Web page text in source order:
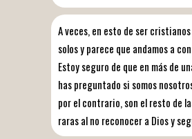
A veces, en esto de ser
solos y parece que andamos a
Estoy seguro de que en más de
has preguntado si somos
por el contrario, son el resto de
raras al no reconocer a Dios y